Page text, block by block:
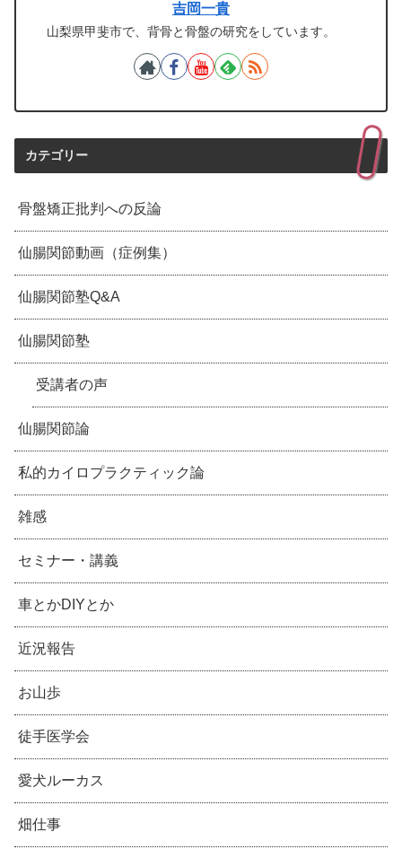
吉岡一貴
山梨県甲斐市で、背骨と骨盤の研究をしています。
カテゴリー
骨盤矯正批判への反論
仙腸関節動画（症例集）
仙腸関節塾Q&A
仙腸関節塾
受講者の声
仙腸関節論
私的カイロプラクティック論
雑感
セミナー・講義
車とかDIYとか
近況報告
お山歩
徒手医学会
愛犬ルーカス
畑仕事